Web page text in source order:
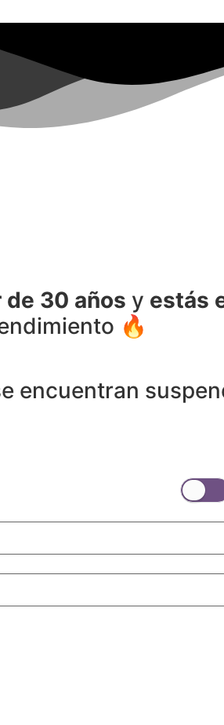
de 30 años y estás
🔥
encuentran